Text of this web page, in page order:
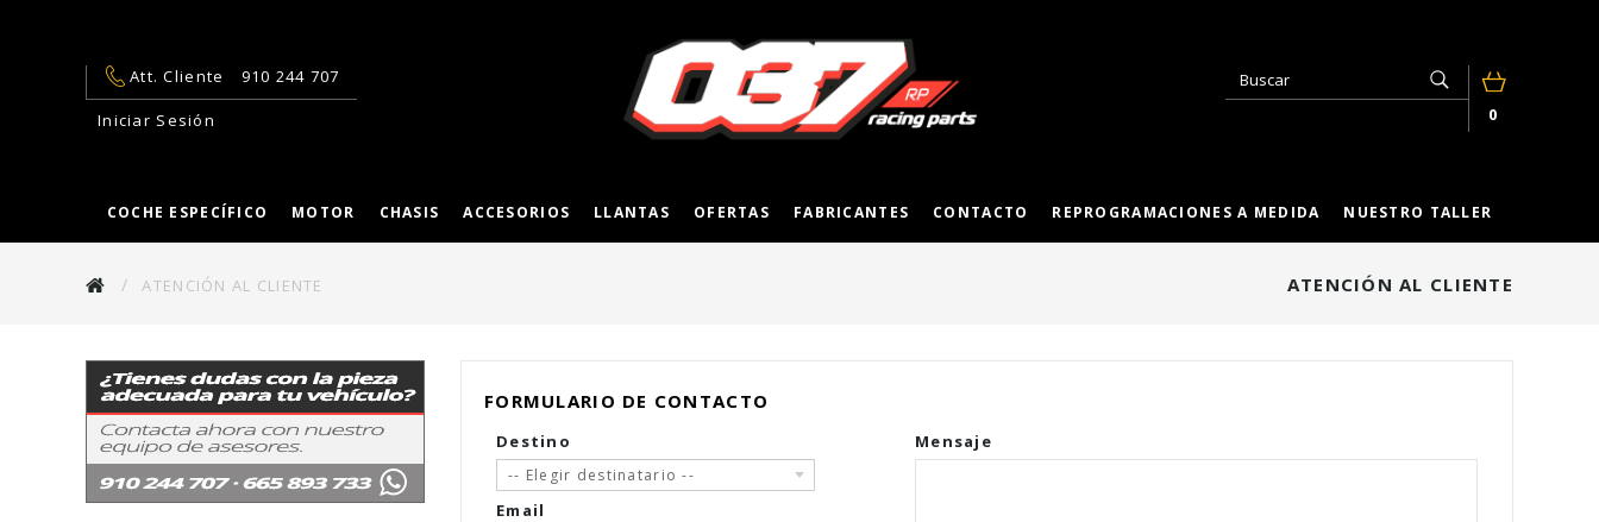
Iniciar Sesión
Att. Cliente
910 244 707
0
COCHE ESPECÍFICO MOTOR CHASIS ACCESORIOS LLANTAS OFERTAS FABRICANTES CONTACTO REPROGRAMACIONES A MEDIDA NUESTRO TALLER
ATENCIÓN AL CLIENTE
ATENCIÓN AL CLIENTE
FORMULARIO DE CONTACTO
Destino
-- Elegir destinatario --
Email
Mensaje